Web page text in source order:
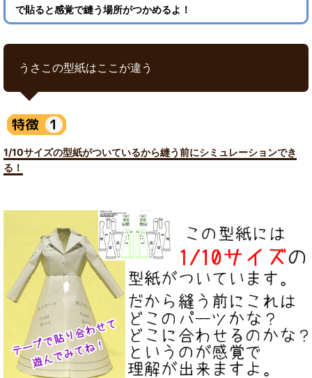
で貼ると感覚で縫う場所がつかめるよ！
うさこの型紙はここが違う
1/10サイズの型紙がついているから縫う前にシミュレーションでき
る！